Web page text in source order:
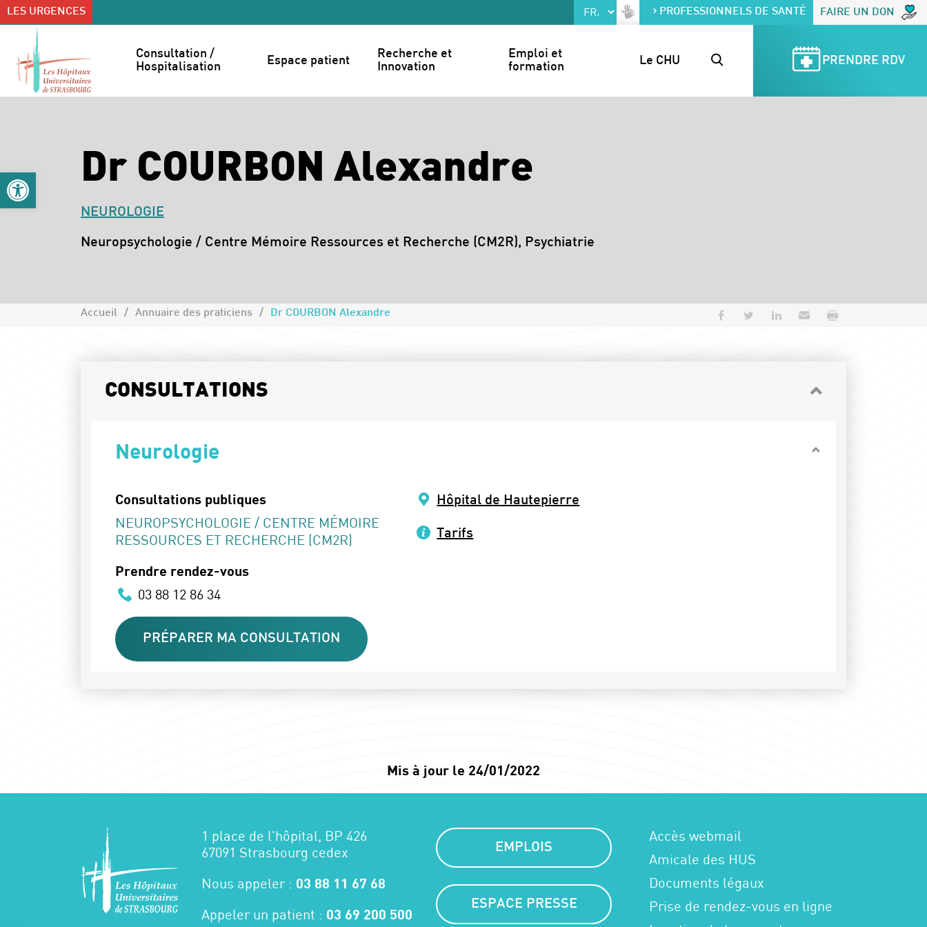
Ouvrir la barre d’outils
Accéder au contenu
Accéder au menu
LES URGENCES PROFESSIONNELS DE SANTÉ FAIRE UN DON
Consultation /
Hospitalisation
Espace patient
Recherche et
Innovation
Emploi et
formation
Le CHU PRENDRE RDV
Dr COURBON Alexandre
NEUROLOGIE
Spécialités :
Neuropsychologie / Centre Mémoire Ressources et Recherche (CM2R), Psychiatrie
Accueil Annuaire des praticiens Dr COURBON Alexandre Partager sur Facebook
Partager sur Twitter
Partager sur LinkedIn
Envoyer par e-mail
CONSULTATIONS
Neurologie
Consultations publiques
NEUROPSYCHOLOGIE / CENTRE MÉMOIRE
RESSOURCES ET RECHERCHE (CM2R)
Hôpital de Hautepierre
Tarifs
Prendre rendez-vous
03 88 12 86 34
PRÉPARER MA CONSULTATION
Mis à jour le 24/01/2022
1 place de l'hôpital, BP 426
67091 Strasbourg cedex
Nous appeler : 03 88 11 67 68
Appeler un patient : 03 69 200 500
EMPLOIS
ESPACE PRESSE
Accès webmail
Amicale des HUS
Documents légaux
Prise de rendez-vous en ligne